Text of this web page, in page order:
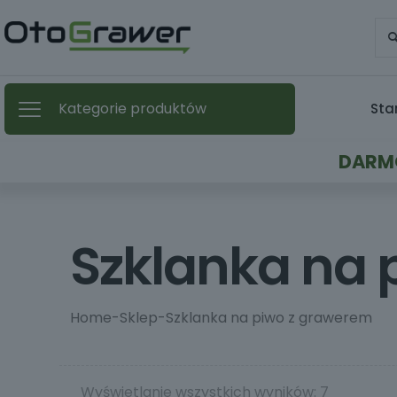
Kategorie produktów
Szklanka na
Home-Sklep-Szklanka na piwo z grawerem
Wyświetlanie wszystkich wyników: 7